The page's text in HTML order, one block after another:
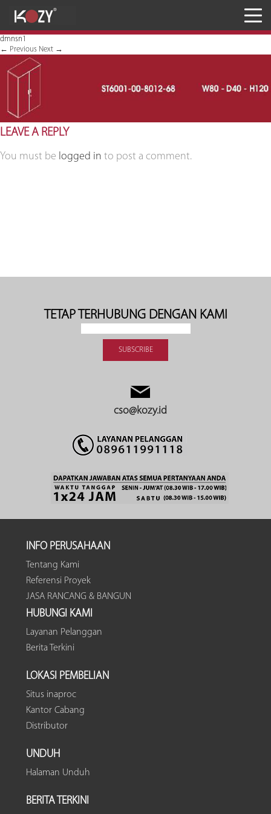
dmnsn1
← Previous Next →
LEAVE A REPLY
You must be logged in to post a comment.
TETAP TERHUBUNG DENGAN KAMI
cso@kozy.id
INFO PERUSAHAAN
Tentang Kami
Referensi Proyek
JASA RANCANG & BANGUN
HUBUNGI KAMI
Layanan Pelanggan
Berita Terkini
LOKASI PEMBELIAN
Situs inaproc
Kantor Cabang
Distributor
UNDUH
Halaman Unduh
BERITA TERKINI
Penyimpanan